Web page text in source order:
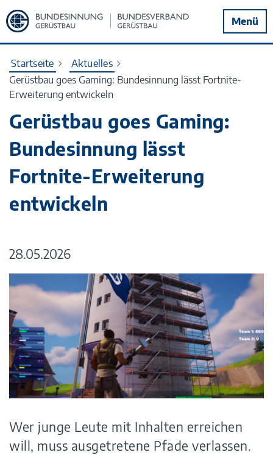
Zur
Startseite
Menü
Startseite
Aktuelles
Gerüstbau goes Gaming: Bundesinnung lässt Fortnite-
Erweiterung entwickeln
Gerüstbau goes Gaming:
Bundesinnung lässt
Fortnite-Erweiterung
entwickeln
28.05.2026
Wer junge Leute mit Inhalten erreichen
will, muss ausgetretene Pfade verlassen.